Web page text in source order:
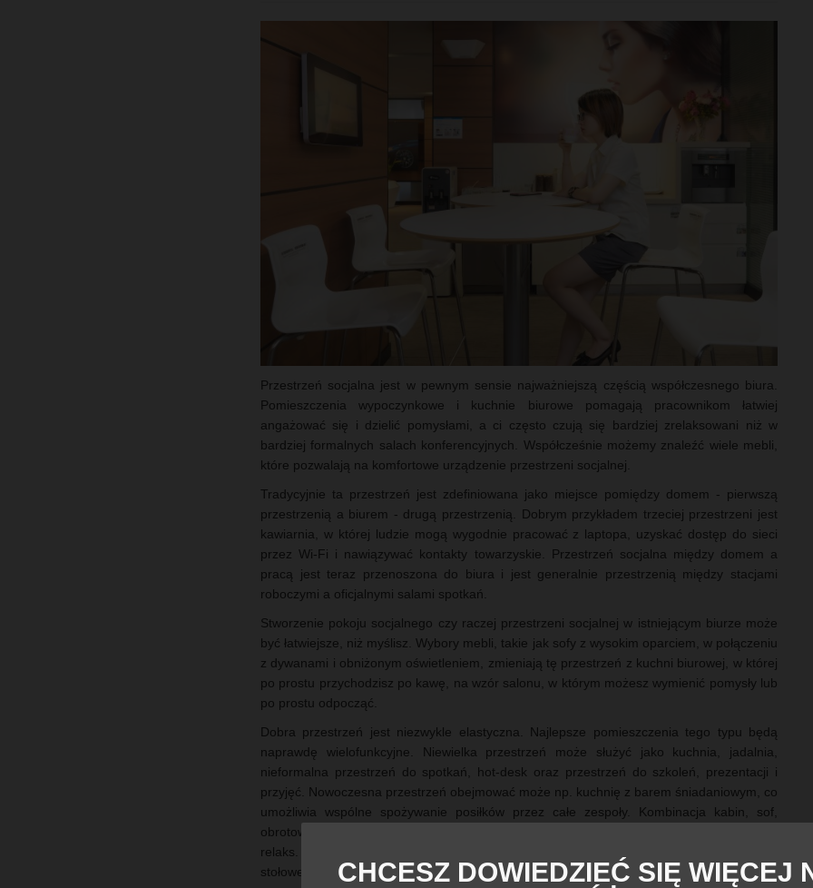
Przestrzeń socjalna jest w pewnym sensie najważniejszą częścią współczesnego biura.
Pomieszczenia wypoczynkowe i kuchnie biurowe pomagają pracownikom łatwiej
angażować się i dzielić pomysłami, a ci często czują się bardziej zrelaksowani niż w
bardziej formalnych salach konferencyjnych. Współcześnie możemy znaleźć wiele mebli,
które pozwalają na komfortowe urządzenie przestrzeni socjalnej.
Tradycyjnie ta przestrzeń jest zdefiniowana jako miejsce pomiędzy domem - pierwszą
przestrzenią a biurem - drugą przestrzenią. Dobrym przykładem trzeciej przestrzeni jest
kawiarnia, w której ludzie mogą wygodnie pracować z laptopa, uzyskać dostęp do sieci
przez Wi-Fi i nawiązywać kontakty towarzyskie. Przestrzeń socjalna między domem a
pracą jest teraz przenoszona do biura i jest generalnie przestrzenią między stacjami
roboczymi a oficjalnymi salami spotkań.
Stworzenie pokoju socjalnego czy raczej przestrzeni socjalnej w istniejącym biurze może
być łatwiejsze, niż myślisz. Wybory mebli, takie jak sofy z wysokim oparciem, w połączeniu
z dywanami i obniżonym oświetleniem, zmieniają tę przestrzeń z kuchni biurowej, w której
po prostu przychodzisz po kawę, na wzór salonu, w którym możesz wymienić pomysły lub
po prostu odpocząć.
Dobra przestrzeń jest niezwykle elastyczna. Najlepsze pomieszczenia tego typu będą
naprawdę wielofunkcyjne. Niewielka przestrzeń może służyć jako kuchnia, jadalnia,
nieformalna przestrzeń do spotkań, hot-desk oraz przestrzeń do szkoleń, prezentacji i
przyjęć. Nowoczesna przestrzeń obejmować może np. kuchnię z barem śniadaniowym, co
umożliwia wspólne spożywanie posiłków przez całe zespoły. Kombinacja kabin, sof,
obrotowych foteli i plastikowych siedzeń zapewnia również wybór ustawień na spotkania i
relaks. Wreszcie, personel może odpocząć i cieszyć się stołami do cymbergaja i tenisa
stołowego.
CHCESZ DOWIEDZIEĆ SIĘ WIĘCEJ